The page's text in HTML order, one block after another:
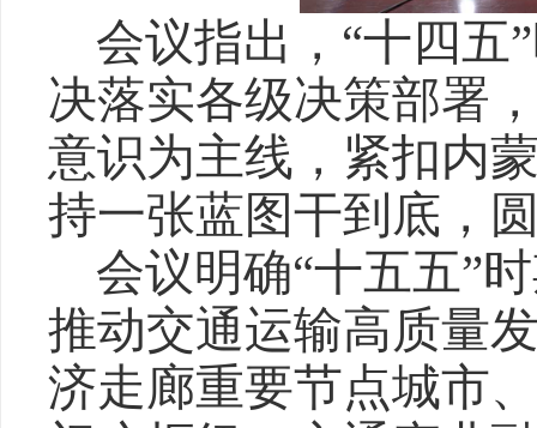
会议指出，“十四五
决落实各级决策部署
意识为主线，紧扣内
持一张蓝图干到底，
会议明确“十五五”
推动交通运输高质量
济走廊重要节点城市